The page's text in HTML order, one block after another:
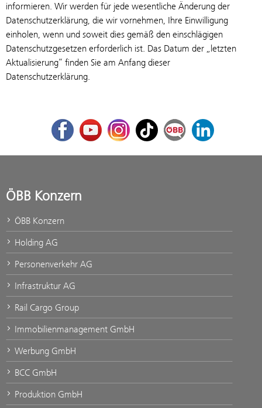
informieren. Wir werden für jede wesentliche Änderung der
Datenschutzerklärung, die wir vornehmen, Ihre Einwilligung
einholen, wenn und soweit dies gemäß den einschlägigen
Datenschutzgesetzen erforderlich ist. Das Datum der „letzten
Aktualisierung“ finden Sie am Anfang dieser
Datenschutzerklärung.
FacebookYoutubeInstagram
TikTok ÖBB Corporate Blog
LinkedIn
ÖBB Konzern
ÖBB Konzern
Holding AG
Personenverkehr AG
Infrastruktur AG
Rail Cargo Group
Immobilienmanagement GmbH
Werbung GmbH
BCC GmbH
Produktion GmbH